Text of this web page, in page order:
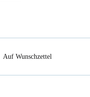
Auf Wunschzettel